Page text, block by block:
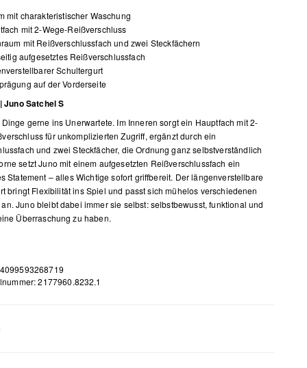
mit charakteristischer Waschung
mit 2-Wege-Reißverschluss
mit Reißverschlussfach und zwei Steckfächern
aufgesetztes Reißverschlussfach
Schultergurt
auf der Vorderseite
Juno Satchel S
gerne ins Unerwartete. Im Inneren sorgt ein Hauptfach mit 2-
für unkomplizierten Zugriff, ergänzt durch ein
und zwei Steckfächer, die Ordnung ganz selbstverständlich
setzt Juno mit einem aufgesetzten Reißverschlussfach ein
Statement – alles Wichtige sofort griffbereit. Der längenverstellbare
bringt Flexibilität ins Spiel und passt sich mühelos verschiedenen
Juno bleibt dabei immer sie selbst: selbstbewusst, funktional und
Überraschung zu haben.
2177960.8232.1